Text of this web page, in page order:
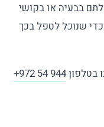
בבעיה או בקושי
שנוכל לטפל בכך
בטלפון+972 54 944